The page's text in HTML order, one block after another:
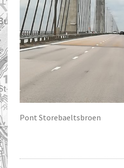
Pont Storebaeltsbroen